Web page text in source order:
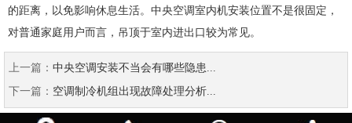
的距离，以免影响休息生活。中央空调室内机安装位置不是很固定，
对普通家庭用户而言，吊顶于室内进出口较为常见。
上一篇： 中央空调安装不当会有哪些隐患...
下一篇： 空调制冷机组出现故障处理分析...